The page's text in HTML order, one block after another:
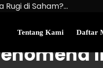
Rugi di Saham?…
Uang Perlu…
Tentang Kami Daftar